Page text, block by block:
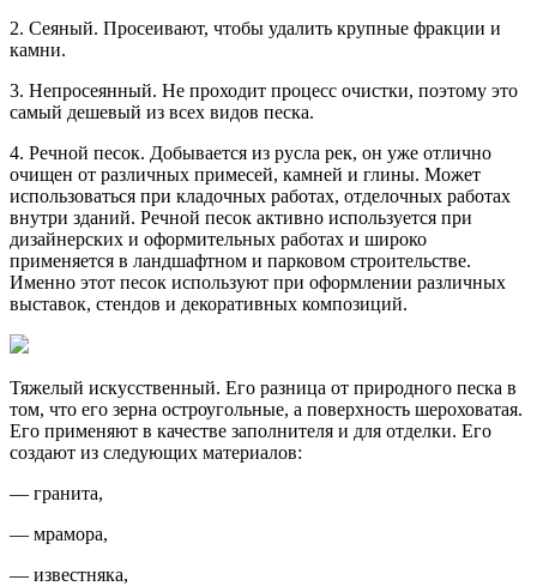
2. Сеяный. Просеивают, чтобы удалить крупные фракции и
камни.
3. Непросеянный. Не проходит процесс очистки, поэтому это
самый дешевый из всех видов песка.
4. Речной песок. Добывается из русла рек, он уже отлично
очищен от различных примесей, камней и глины. Может
использоваться при кладочных работах, отделочных работах
внутри зданий. Речной песок активно используется при
дизайнерских и оформительных работах и широко
применяется в ландшафтном и парковом строительстве.
Именно этот песок используют при оформлении различных
выставок, стендов и декоративных композиций.
Тяжелый искусственный. Его разница от природного песка в
том, что его зерна остроугольные, а поверхность шероховатая.
Его применяют в качестве заполнителя и для отделки. Его
создают из следующих материалов:
— гранита,
— мрамора,
— известняка,